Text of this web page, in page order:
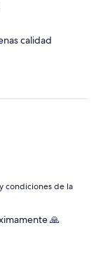
calidad
condiciones de la
🙏